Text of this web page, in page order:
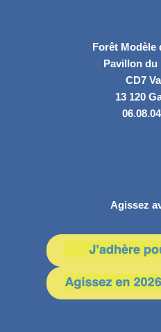
Forêt Modèle
Pavillon du
CD7
13 120
Agissez